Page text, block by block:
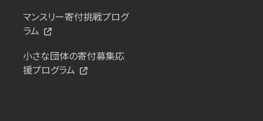
マンスリー寄付挑戦プログ
ラム
小さな団体の寄付募集応
援プログラム